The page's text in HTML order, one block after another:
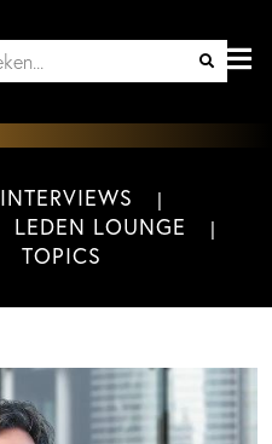
INTERVIEWS
LEDEN LOUNGE
TOPICS